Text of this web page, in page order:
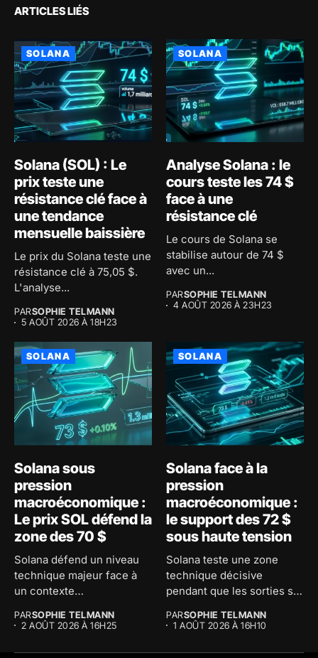
ARTICLES LIÉS
SOLANA
Solana (SOL) : Le
prix teste une
résistance clé face à
une tendance
mensuelle baissière
Le prix du Solana teste une
résistance clé à 75,05 $.
L'analyse...
PARSOPHIE TELMANN
5 AOÛT 2026 À 18H23
SOLANA
Analyse Solana : le
cours teste les 74 $
face à une
résistance clé
Le cours de Solana se
stabilise autour de 74 $
avec un...
PARSOPHIE TELMANN
4 AOÛT 2026 À 23H23
SOLANA
Solana sous
pression
macroéconomique :
Le prix SOL défend la
zone des 70 $
Solana défend un niveau
technique majeur face à
un contexte
tendu....
PARSOPHIE TELMANN
2 AOÛT 2026 À 16H25
SOLANA
Solana face à la
pression
macroéconomique :
le support des 72 $
sous haute tension
Solana teste une zone
technique décisive
pendant que les sorties sur
PARSOPHIE TELMANN
1 AOÛT 2026 À 16H10